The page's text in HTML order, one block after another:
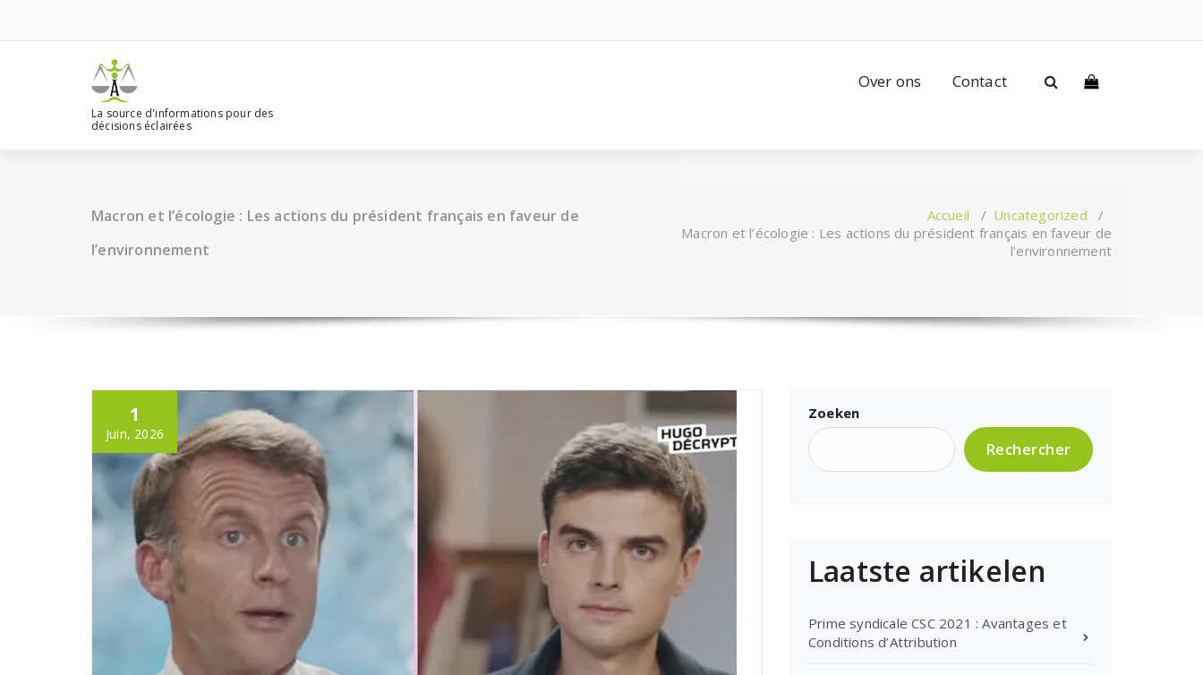
contenu
La source d'informations pour des
décisions éclairées
Over ons Contact
Macron et l’écologie : Les actions du président français en faveur de
l’environnement
Accueil / Uncategorized /
Macron et l’écologie : Les actions du président français en faveur de
l’environnement
1
Juin, 2026
Zoeken
Rechercher
Laatste artikelen
Prime syndicale CSC 2021 : Avantages et
Conditions d’Attribution